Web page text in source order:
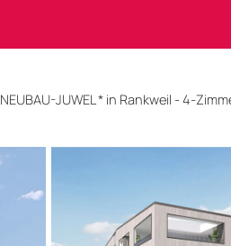
NEUBAU-JUWEL * in Rankweil - 4-